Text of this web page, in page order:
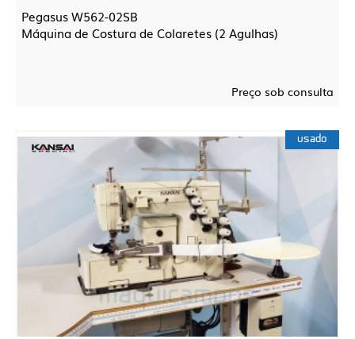
Pegasus W562-02SB
Máquina de Costura de Colaretes (2 Agulhas)
Preço sob consulta
usado